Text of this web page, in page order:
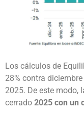
Los cálculos de
28% contra
2025. De este modo,
cerrado 2025 con un